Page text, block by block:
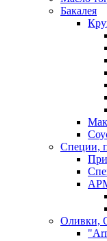
Бакалея
Специи,
Оливки,